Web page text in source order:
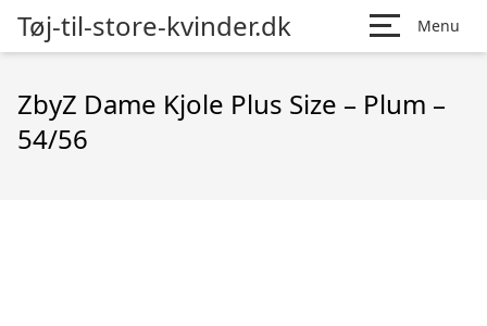
Tøj-til-store-kvinder.dk Menu
ZbyZ Dame Kjole Plus Size – Plum –
54/56